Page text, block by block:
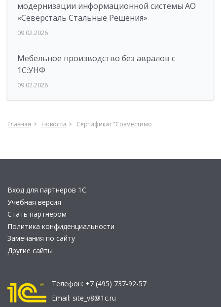
модернизации информационной системы АО
«Северсталь Стальные Решения»
09.02.2026
Мебельное производство без авралов с
1С:УНФ
09.02.2026
Главная Новости Сертификат "Совместимо
Вход для партнеров 1С
Учебная версия
Стать партнером
Политика конфиденциальности
Замечания по сайту
Другие сайты
Телефон: +7 (495) 737-92-57
Email: site_v8@1c.ru